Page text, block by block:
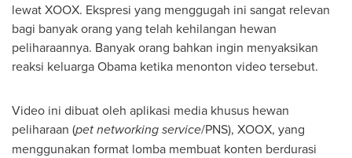
lewat XOOX. Ekspresi yang menggugah ini sangat relevan
bagi banyak orang yang telah kehilangan hewan
peliharaannya. Banyak orang bahkan ingin menyaksikan
reaksi keluarga Obama ketika menonton video tersebut.
Video ini dibuat oleh aplikasi media khusus hewan
peliharaan (pet networking service/PNS), XOOX, yang
menggunakan format lomba membuat konten berdurasi